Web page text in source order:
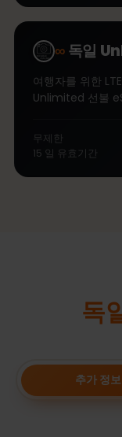
∞독일
여행자를 위한
Unlimited 선불
무제한
15 일 유효기간
독
추가 정보